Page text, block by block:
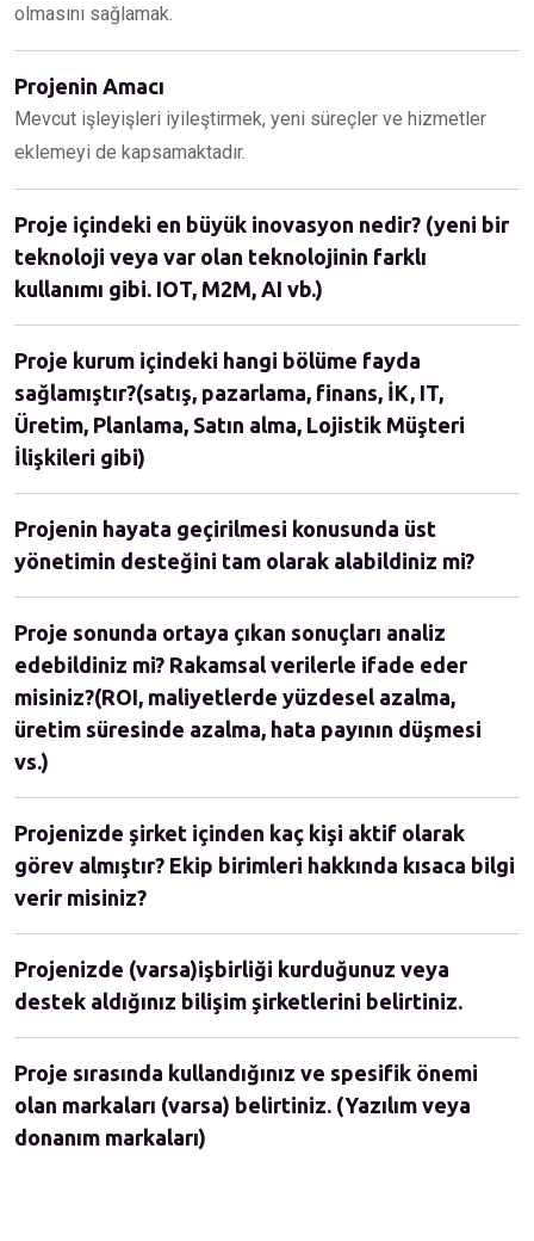
olmasını sağlamak.
Projenin Amacı
Mevcut işleyişleri iyileştirmek, yeni süreçler ve hizmetler
eklemeyi de kapsamaktadır.
Proje içindeki en büyük inovasyon nedir? (yeni bir
teknoloji veya var olan teknolojinin farklı
kullanımı gibi. IOT, M2M, AI vb.)
Proje kurum içindeki hangi bölüme fayda
sağlamıştır?(satış, pazarlama, finans, İK, IT,
Üretim, Planlama, Satın alma, Lojistik Müşteri
İlişkileri gibi)
Projenin hayata geçirilmesi konusunda üst
yönetimin desteğini tam olarak alabildiniz mi?
Proje sonunda ortaya çıkan sonuçları analiz
edebildiniz mi? Rakamsal verilerle ifade eder
misiniz?(ROI, maliyetlerde yüzdesel azalma,
üretim süresinde azalma, hata payının düşmesi
vs.)
Projenizde şirket içinden kaç kişi aktif olarak
görev almıştır? Ekip birimleri hakkında kısaca bilgi
verir misiniz?
Projenizde (varsa)işbirliği kurduğunuz veya
destek aldığınız bilişim şirketlerini belirtiniz.
Proje sırasında kullandığınız ve spesifik önemi
olan markaları (varsa) belirtiniz. (Yazılım veya
donanım markaları)